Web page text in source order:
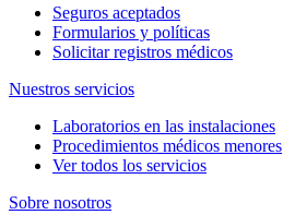
Seguros aceptados
Formularios y políticas
Solicitar registros médicos
Nuestros servicios
Laboratorios en las instalaciones
Procedimientos médicos menores
Ver todos los servicios
Sobre nosotros